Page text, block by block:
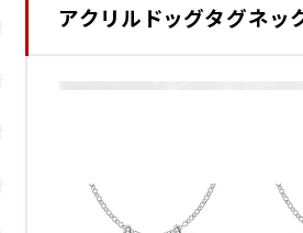
アクリルドッグタグネッ